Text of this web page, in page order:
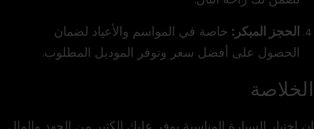
الحجز المبكر: خاصة في المواسم والأعياد لضمان
الحصول على أفضل سعر وتوفر الموديل المطلوب.
الخلاصة